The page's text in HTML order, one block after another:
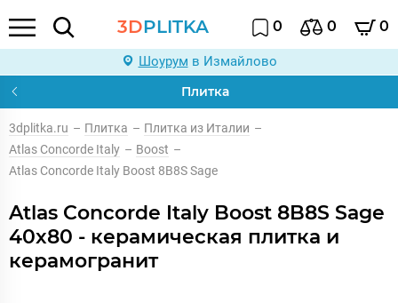
3DPLITKA 0 0 0
Шоурум в Измайлово
Плитка
3dplitka.ru – Плитка – Плитка из Италии –
Atlas Concorde Italy – Boost –
Atlas Concorde Italy Boost 8B8S Sage
Atlas Concorde Italy Boost 8B8S Sage
40x80 - керамическая плитка и
керамогранит